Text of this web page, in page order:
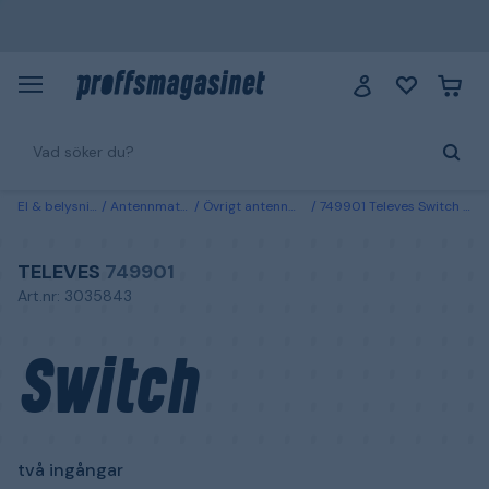
El & belysning Antennmateriel Övrigt antennmateriel 749901 Televes Switch två ingångar
TELEVES 749901
Art.nr: 3035843
Switch
två ingångar